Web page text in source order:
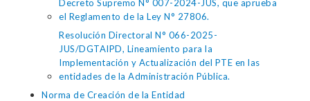
Decreto Supremo N° 007-2024-JUS, que aprueba
el Reglamento de la Ley N° 27806.
Resolución Directoral N° 066-2025-
JUS/DGTAIPD, Lineamiento para la
Implementación y Actualización del PTE en las
entidades de la Administración Pública.
Norma de Creación de la Entidad